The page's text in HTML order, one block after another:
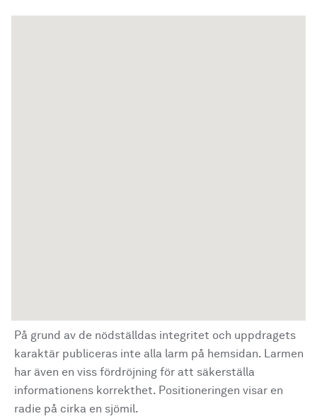
På grund av de nödställdas integritet och uppdragets
karaktär publiceras inte alla larm på hemsidan. Larmen
har även en viss fördröjning för att säkerställa
informationens korrekthet. Positioneringen visar en
radie på cirka en sjömil.